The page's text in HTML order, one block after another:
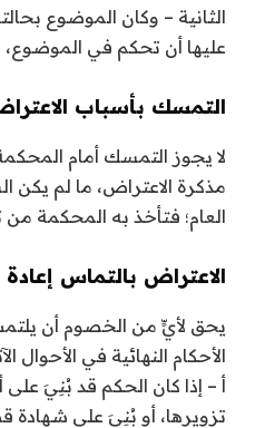
الثانية – وكان الموضوع
عليها أن تحكم في الموضوع،
التمسك بأسباب
لا يجوز التمسك أمام
مذكرة الاعتراض، ما لم يكن
العام؛ فتأخذ به المحكمة من
الاعتراض بالتماس إعادة
يحق لأيٍّ من الخصوم أن
الأحكام النهائية في الأحوال
أ – إذا كان الحكم قد بُنِيَ
تزويرها، أو بُنِيَ على